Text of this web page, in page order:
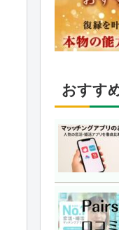
おすす